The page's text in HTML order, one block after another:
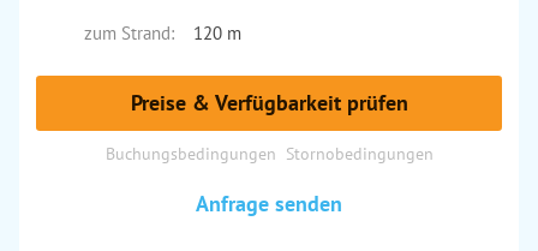
zum Strand:
120 m
Preise & Verfügbarkeit prüfen
Buchungsbedingungen Stornobedingungen
Anfrage senden